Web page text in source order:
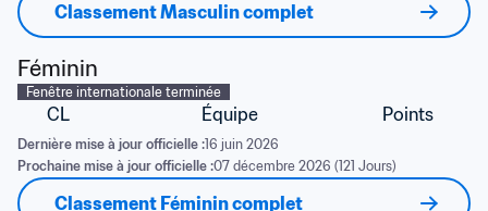
Classement Masculin complet
Féminin
Fenêtre internationale terminée
CL Équipe Points
Dernière mise à jour officielle :16 juin 2026
Prochaine mise à jour officielle :07 décembre 2026 (121 Jours)
Classement Féminin complet